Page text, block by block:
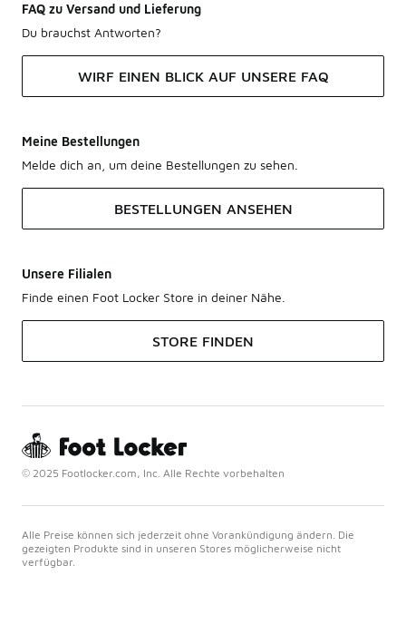
FAQ zu Versand und Lieferung
Du brauchst Antworten?
WIRF EINEN BLICK AUF UNSERE FAQ
Meine Bestellungen
Melde dich an, um deine Bestellungen zu sehen.
BESTELLUNGEN ANSEHEN
Unsere Filialen
Finde einen Foot Locker Store in deiner Nähe.
STORE FINDEN
© 2025 Footlocker.com, Inc. Alle Rechte vorbehalten
Alle Preise können sich jederzeit ohne Vorankündigung ändern. Die
gezeigten Produkte sind in unseren Stores möglicherweise nicht
verfügbar.